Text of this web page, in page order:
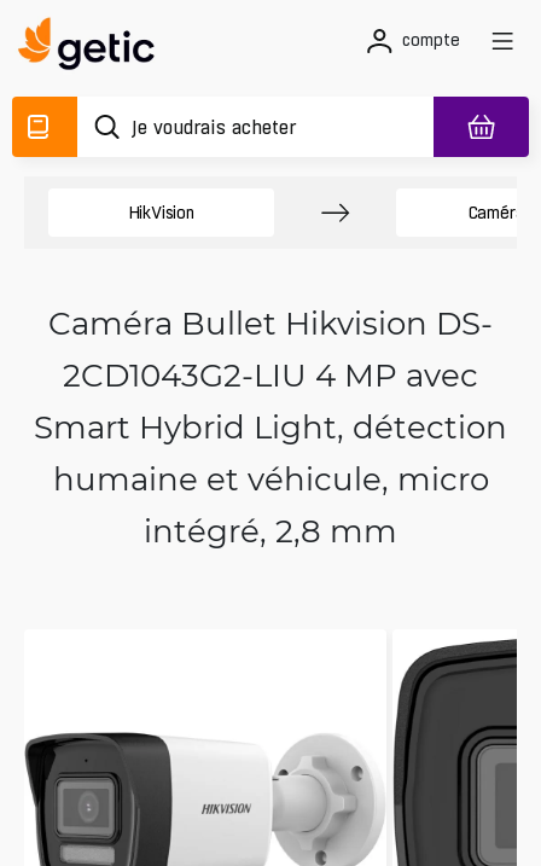
compte
HikVision Caméras
Caméra Bullet Hikvision DS-
2CD1043G2-LIU 4 MP avec
Smart Hybrid Light, détection
humaine et véhicule, micro
intégré, 2,8 mm